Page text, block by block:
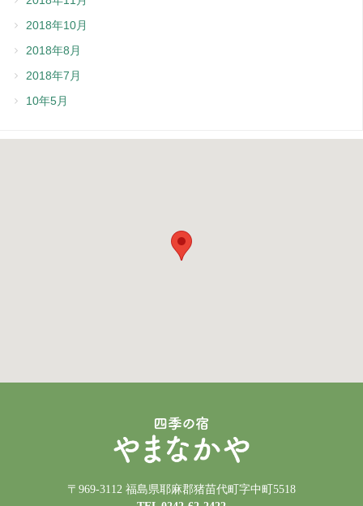
2018年10月
2018年8月
2018年7月
10年5月
〒969-3112 福島県耶麻郡猪苗代町字中町5518